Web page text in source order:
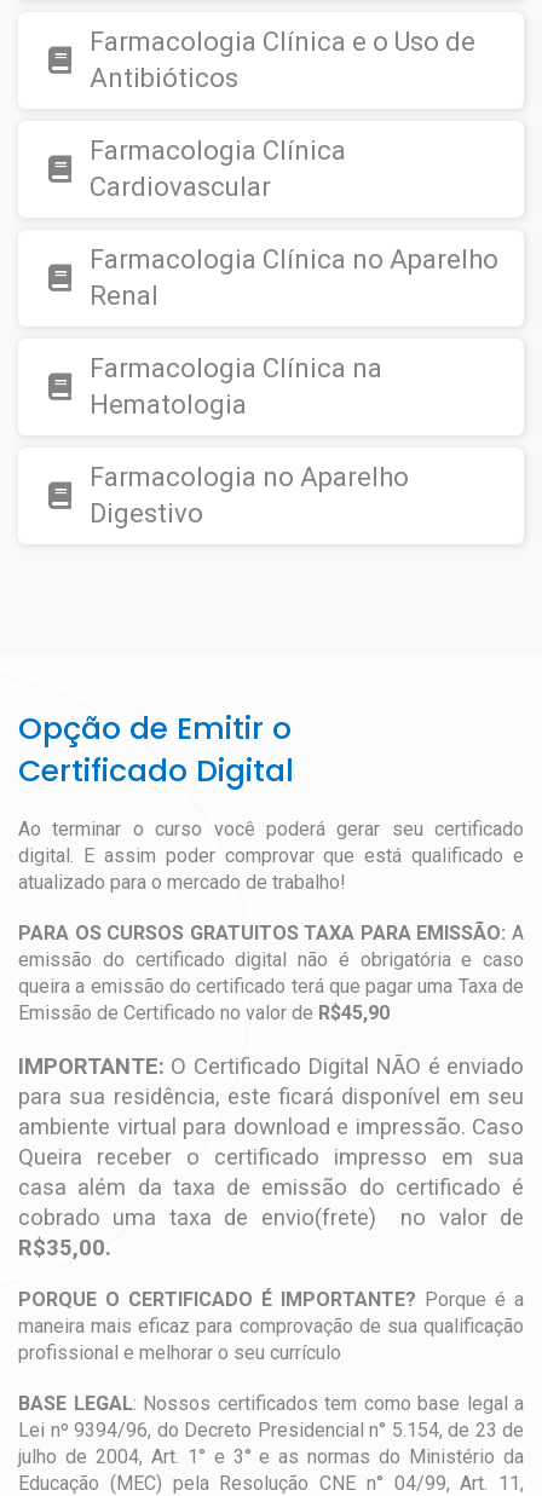
Farmacologia Clínica e o Uso de
Antibióticos
Farmacologia Clínica
Cardiovascular
Farmacologia Clínica no Aparelho
Renal
Farmacologia Clínica na
Hematologia
Farmacologia no Aparelho
Digestivo
Opção de Emitir o
Certificado Digital
Ao terminar o curso você poderá gerar seu certificado
digital. E assim poder comprovar que está qualificado e
atualizado para o mercado de trabalho!
PARA OS CURSOS GRATUITOS TAXA PARA EMISSÃO: A
emissão do certificado digital não é obrigatória e caso
queira a emissão do certificado terá que pagar uma Taxa de
Emissão de Certificado no valor de R$45,90
IMPORTANTE: O Certificado Digital NÃO é enviado
para sua residência, este ficará disponível em seu
ambiente virtual para download e impressão. Caso
Queira receber o certificado impresso em sua
casa além da taxa de emissão do certificado é
cobrado uma taxa de envio(frete) no valor de
R$35,00.
PORQUE O CERTIFICADO É IMPORTANTE? Porque é a
maneira mais eficaz para comprovação de sua qualificação
profissional e melhorar o seu currículo
BASE LEGAL: Nossos certificados tem como base legal a
Lei nº 9394/96, do Decreto Presidencial n° 5.154, de 23 de
julho de 2004, Art. 1° e 3° e as normas do Ministério da
Educação (MEC) pela Resolução CNE n° 04/99, Art. 11,